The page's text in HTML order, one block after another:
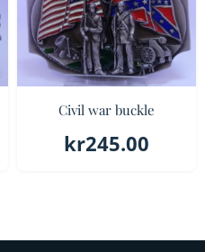
Civil war buckle
kr245.00